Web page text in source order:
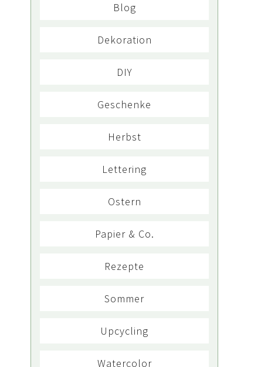
Blog
Dekoration
DIY
Geschenke
Herbst
Lettering
Ostern
Papier & Co.
Rezepte
Sommer
Upcycling
Watercolor